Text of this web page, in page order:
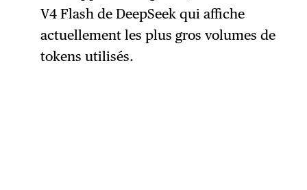
V4 Flash de DeepSeek qui affiche
actuellement les plus gros volumes de
tokens utilisés.